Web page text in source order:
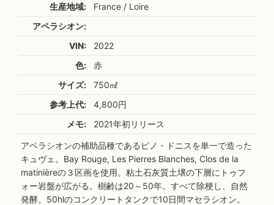
生産地域:
France / Loire
アペラシオン:
VIN:
2022
色:
赤
サイズ:
750㎖
参考上代:
4,800円
メモ:
2021年初リリース
アペラシオンの補助品種であるピノ・ドニスを単一で造った
キュヴェ。Bay Rouge, Les Pierres Blanches, Clos de la
matinièreの３区画を使用。粘土石灰質土壌の下層にトゥフ
ォー岩盤が広がる。樹齢は20～50年。すべて除梗し、自然
発酵。50hlのコンクリートタンクで10日間マセラシオン。